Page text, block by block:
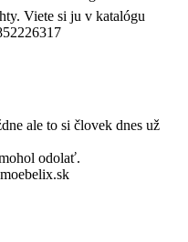
Viete si ju v katalógu
ale to si človek dnes už
odolať.